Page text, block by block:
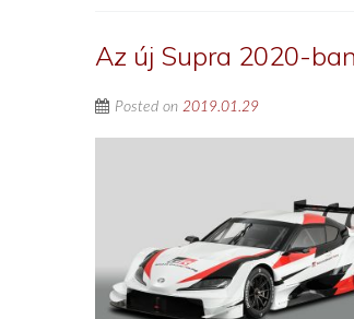
Az új Supra 2020-
Posted on 2019.01.29